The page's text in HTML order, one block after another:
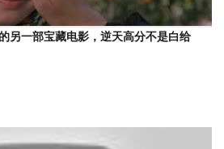
另一部宝藏电影，逆天高分不是白给